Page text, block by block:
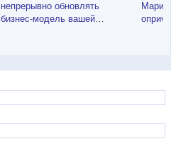
непрерывно обновлять
бизнес-модель вашей